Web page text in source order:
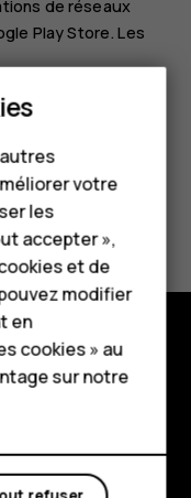
de réseaux
Play Store. Les
votre
les
accepter »,
et de
modifier
en
cookies » au
sur notre